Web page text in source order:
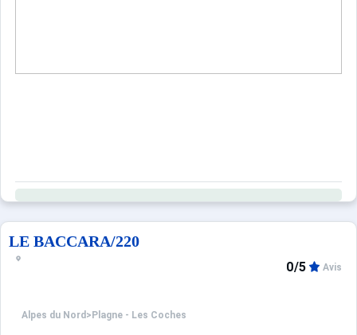
LE BACCARA/220
Alpes du Nord > Plagne - Les Coches
0/5 Avis